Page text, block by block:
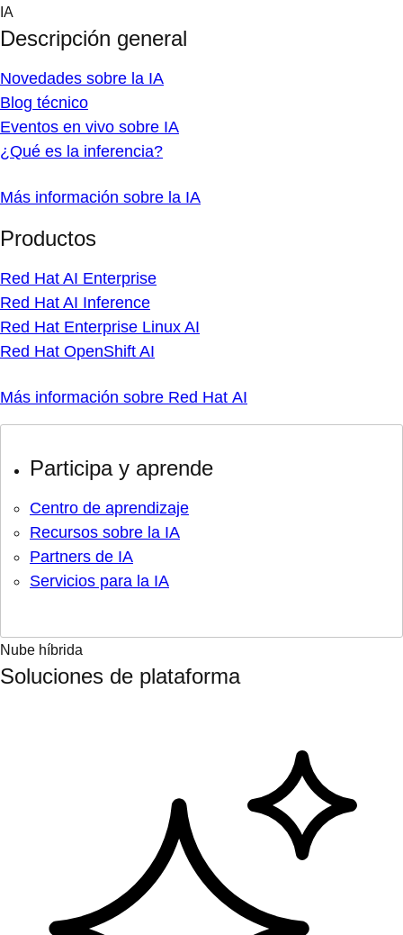
Skip
content
IA
Descripción general
Novedades sobre la IA
Blog técnico
Eventos en vivo sobre IA
¿Qué es la inferencia?
Más información sobre la IA
Productos
Red Hat AI Enterprise
Red Hat AI Inference
Red Hat Enterprise Linux AI
Red Hat OpenShift AI
Más información sobre Red Hat AI
Participa y aprende
Centro de aprendizaje
Recursos sobre la IA
Partners de IA
Servicios para la IA
Nube híbrida
Soluciones de plataforma